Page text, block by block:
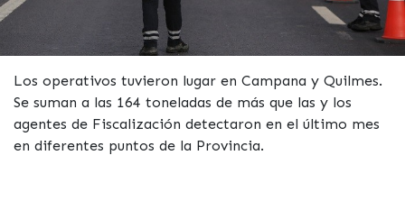
Los operativos tuvieron lugar en Campana y Quilmes.
Se suman a las 164 toneladas de más que las y los
agentes de Fiscalización detectaron en el último mes
en diferentes puntos de la Provincia.